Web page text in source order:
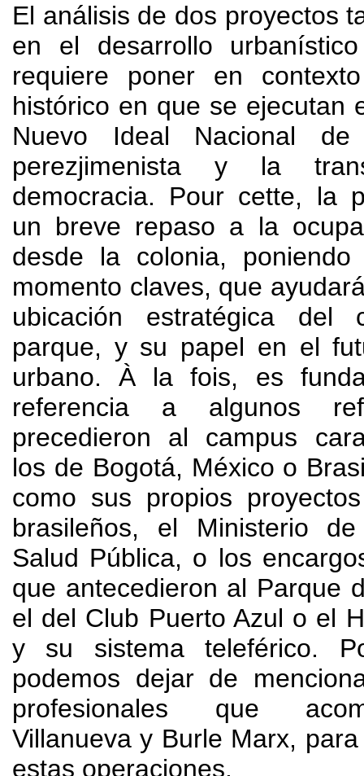
El análisis de dos proyectos
en el desarrollo
requiere poner en
histórico en que se ejecutan
Nuevo Ideal Nacional
perezjimenista y la
democracia. Pour cette, la
un breve repaso a la
desde la colonia,
momento claves, que
ubicación estratégica del
parque, y su papel en el
urbano. À la fois, es
referencia a algunos
precedieron al campus
los de Bogotá, México o
como sus propios
brasileños, el Ministerio
Salud Pública, o los
que antecedieron al Parque
el del Club Puerto Azul o el
y su sistema teleférico.
podemos dejar de
profesionales que
Villanueva y Burle Marx,
estas operaciones.